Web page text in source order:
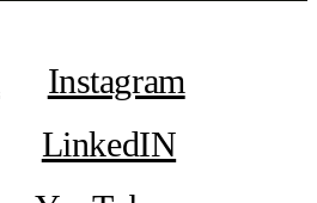
Instagram
LinkedIN